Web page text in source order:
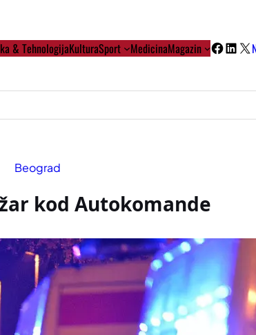
& TehnologijaKulturaSport MedicinaMagazin X
Beograd
kod Autokomande